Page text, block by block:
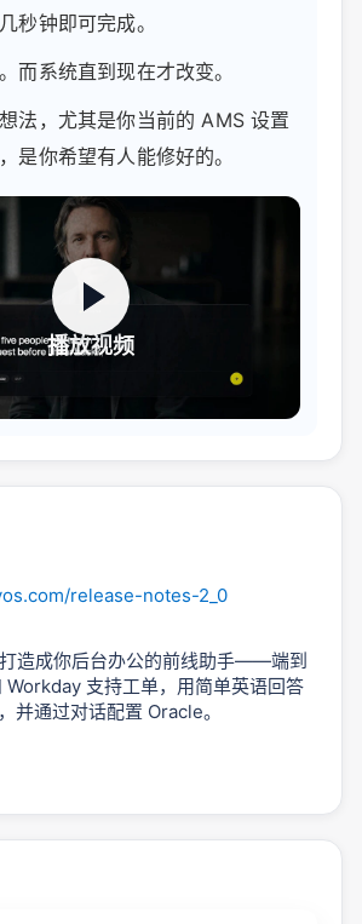
秒钟即可完成。
而系统直到现在才改变。
法，尤其是你当前的 AMS 设置
是你希望有人能修好的。
播放视频
release-notes-2_0
造成你后台办公的前线助手——端到
支持工单，用简单英语回答
并通过对话配置 Oracle。